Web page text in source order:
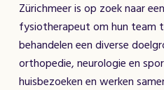
Zürichmeer is op zoek naar
fysiotherapeut om hun team
behandelen een diverse
orthopedie, neurologie en
huisbezoeken en werken